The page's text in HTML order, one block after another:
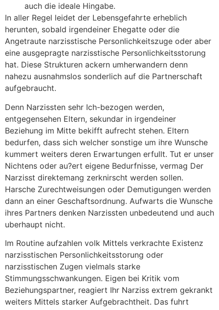
auch die ideale Hingabe.
In aller Regel leidet der Lebensgefahrte erheblich
herunten, sobald irgendeiner Ehegatte oder die
Angetraute narzisstische Personlichkeitszuge oder aber
eine ausgepragte narzisstische Personlichkeitsstorung
hat. Diese Strukturen ackern umherwandern denn
nahezu ausnahmslos sonderlich auf die Partnerschaft
aufgebraucht.
Denn Narzissten sehr Ich-bezogen werden,
entgegensehen Eltern, sekundar in irgendeiner
Beziehung im Mitte bekifft aufrecht stehen. Eltern
bedurfen, dass sich welcher sonstige um ihre Wunsche
kummert weiters deren Erwartungen erfullt. Tut er unser
Nichtens oder au?ert eigene Bedurfnisse, vermag Der
Narzisst direktemang zerknirscht werden sollen.
Harsche Zurechtweisungen oder Demutigungen werden
dann an einer Geschaftsordnung. Aufwarts die Wunsche
ihres Partners denken Narzissten unbedeutend und auch
uberhaupt nicht.
Im Routine aufzahlen volk Mittels verkrachte Existenz
narzisstischen Personlichkeitsstorung oder
narzisstischen Zugen vielmals starke
Stimmungsschwankungen. Eigen bei Kritik vom
Beziehungspartner, reagiert Ihr Narziss extrem gekrankt
weiters Mittels starker Aufgebrachtheit. Das fuhrt